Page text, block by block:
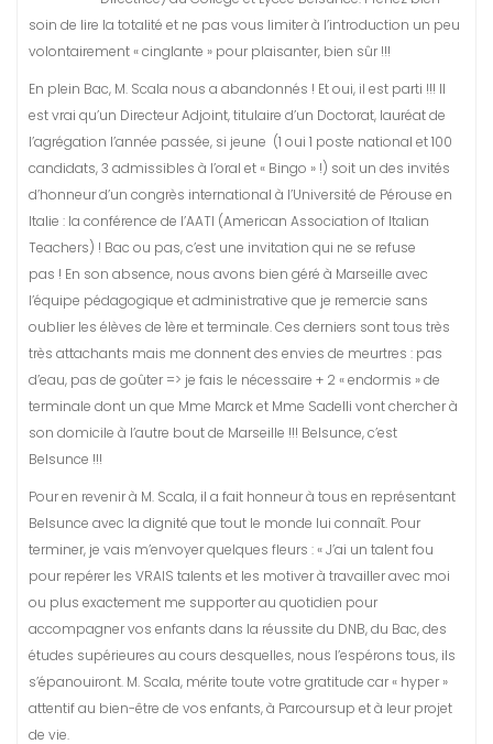
soin de lire la totalité et ne pas vous limiter à l’introduction un peu
volontairement « cinglante » pour plaisanter, bien sûr !!!
En plein Bac, M. Scala nous a abandonnés ! Et oui, il est parti !!! Il
est vrai qu’un Directeur Adjoint, titulaire d’un Doctorat, lauréat de
l’agrégation l’année passée, si jeune (1 oui 1 poste national et 100
candidats, 3 admissibles à l’oral et « Bingo » !) soit un des invités
d’honneur d’un congrès international à l’Université de Pérouse en
Italie : la conférence de l’AATI (American Association of Italian
Teachers) ! Bac ou pas, c’est une invitation qui ne se refuse
pas ! En son absence, nous avons bien géré à Marseille avec
l’équipe pédagogique et administrative que je remercie sans
oublier les élèves de 1ère et terminale. Ces derniers sont tous très
très attachants mais me donnent des envies de meurtres : pas
d’eau, pas de goûter => je fais le nécessaire + 2 « endormis » de
terminale dont un que Mme Marck et Mme Sadelli vont chercher à
son domicile à l’autre bout de Marseille !!! Belsunce, c’est
Belsunce !!!
Pour en revenir à M. Scala, il a fait honneur à tous en représentant
Belsunce avec la dignité que tout le monde lui connaît. Pour
terminer, je vais m’envoyer quelques fleurs : « J’ai un talent fou
pour repérer les VRAIS talents et les motiver à travailler avec moi
ou plus exactement me supporter au quotidien pour
accompagner vos enfants dans la réussite du DNB, du Bac, des
études supérieures au cours desquelles, nous l’espérons tous, ils
s’épanouiront. M. Scala, mérite toute votre gratitude car « hyper »
attentif au bien-être de vos enfants, à Parcoursup et à leur projet
de vie.